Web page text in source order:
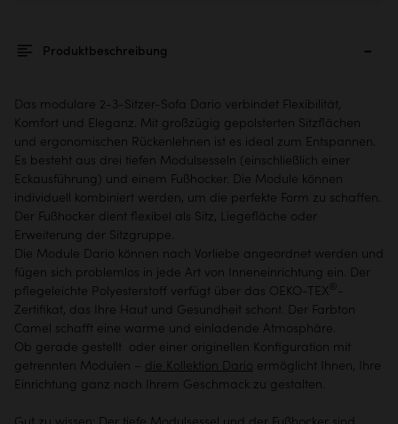
Produktbeschreibung
Das modulare 2-3-Sitzer-Sofa Dario verbindet Flexibilität,
Komfort und Eleganz. Mit großzügig gepolsterten Sitzflächen
und ergonomischen Rückenlehnen ist es ideal zum Entspannen.
Es besteht aus drei tiefen Modulsesseln (einschließlich einer
Eckausführung) und einem Fußhocker. Die Module können
individuell kombiniert werden, um die perfekte Form zu schaffen.
Der Fußhocker dient flexibel als Sitz, Liegefläche oder
Erweiterung der Sitzgruppe.
Die Module Dario können nach Vorliebe angeordnet werden und
fügen sich problemlos in jede Art von Inneneinrichtung ein. Der
pflegeleichte Polyesterstoff verfügt über das OEKO-TEX
-
Zertifikat, das Ihre Haut und Gesundheit schont. Der Farbton
Camel schafft eine warme und einladende Atmosphäre.
Ob gerade gestellt oder einer originellen Konfiguration mit
getrennten Modulen – die Kollektion Dario ermöglicht Ihnen, Ihre
Einrichtung ganz nach Ihrem Geschmack zu gestalten.